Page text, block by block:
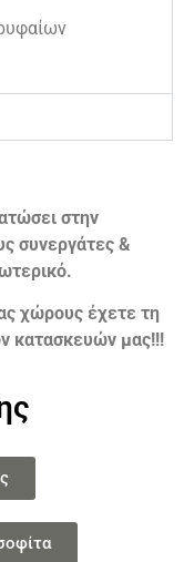
στην
συνεργάτες &
χώρους έχετε τη
κατασκευών μας!!!